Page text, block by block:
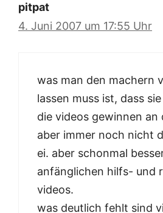
pitpat
4. Juni 2007 um 17:55 Uhr
was man den machern
lassen muss ist, dass
die videos gewinnen an
aber immer noch nicht
ei. aber schonmal
anfänglichen hilfs- und
videos.
was deutlich fehlt sind